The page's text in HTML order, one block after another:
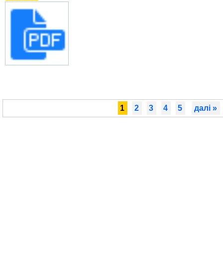
1 2 3 4 5 далі »